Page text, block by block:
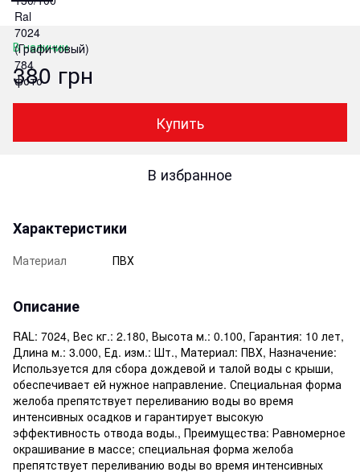
В наличии
380 грн
Купить
В избранное
Характеристики
Материал ПВХ
Описание
RAL: 7024, Вес кг.: 2.180, Высота м.: 0.100, Гарантия: 10 лет,
Длина м.: 3.000, Ед. изм.: Шт., Материал: ПВХ, Назначение:
Используется для сбора дождевой и талой воды с крыши,
обеспечивает ей нужное направление. Специальная форма
желоба препятствует переливанию воды во время
интенсивных осадков и гарантирует высокую
эффективность отвода воды., Преимущества: Равномерное
окрашивание в массе; специальная форма желоба
препятствует переливанию воды во время интенсивных